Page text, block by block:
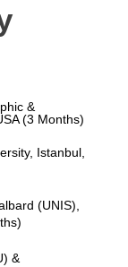
&
(3 Months)
Istanbul,
(UNIS),
&